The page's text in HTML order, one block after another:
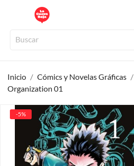
Inicio Cómics y Novelas Gráficas
Organization 01
-5%